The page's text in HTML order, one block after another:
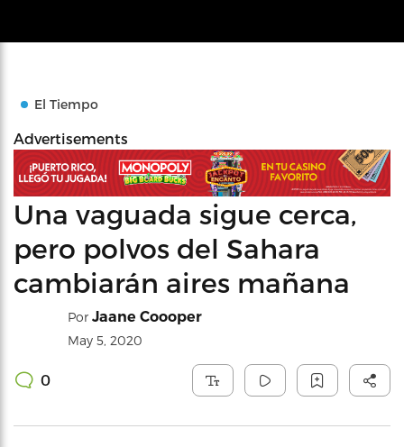
El Tiempo
Advertisements
Una vaguada sigue cerca,
pero polvos del Sahara
cambiarán aires mañana
Por Jaane Coooper
May 5, 2020
0